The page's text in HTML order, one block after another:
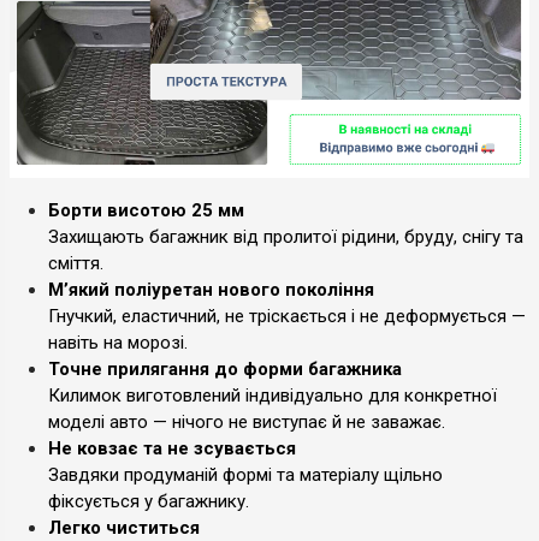
Борти висотою 25 мм
Захищають багажник від пролитої рідини, бруду, снігу та
сміття.
М’який поліуретан нового покоління
Гнучкий, еластичний, не тріскається і не деформується —
навіть на морозі.
Точне прилягання до форми багажника
Килимок виготовлений індивідуально для конкретної
моделі авто — нічого не виступає й не заважає.
Не ковзає та не зсувається
Завдяки продуманій формі та матеріалу щільно
фіксується у багажнику.
Легко чиститься